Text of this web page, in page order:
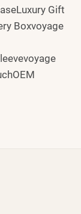
Gift
Boxvoyage